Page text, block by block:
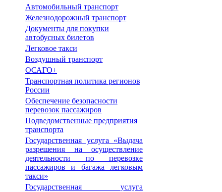
Автомобильный транспорт
Железнодорожный транспорт
Документы для покупки
автобусных билетов
Легковое такси
Воздушный транспорт
ОСАГО+
Транспортная политика регионов
России
Обеспечение безопасности
перевозок пассажиров
Подведомственные предприятия
транспорта
Государственная услуга «Выдача
разрешения на осуществление
деятельности по перевозке
пассажиров и багажа легковым
такси»
Государственная услуга